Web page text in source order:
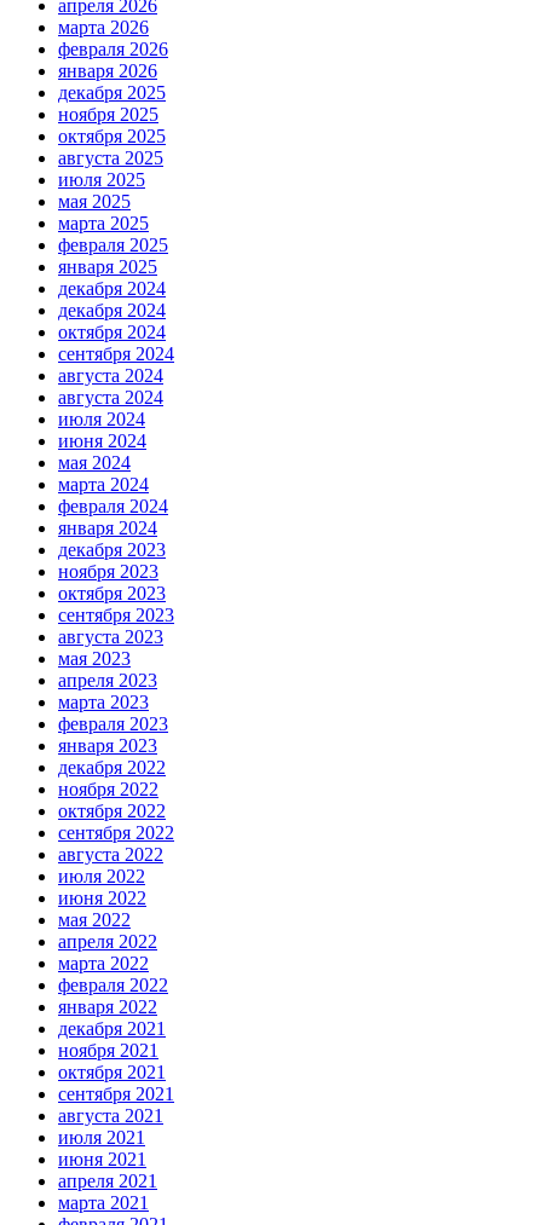
апреля 2026
марта 2026
февраля 2026
января 2026
декабря 2025
ноября 2025
октября 2025
августа 2025
июля 2025
мая 2025
марта 2025
февраля 2025
января 2025
декабря 2024
декабря 2024
октября 2024
сентября 2024
августа 2024
августа 2024
июля 2024
июня 2024
мая 2024
марта 2024
февраля 2024
января 2024
декабря 2023
ноября 2023
октября 2023
сентября 2023
августа 2023
мая 2023
апреля 2023
марта 2023
февраля 2023
января 2023
декабря 2022
ноября 2022
октября 2022
сентября 2022
августа 2022
июля 2022
июня 2022
мая 2022
апреля 2022
марта 2022
февраля 2022
января 2022
декабря 2021
ноября 2021
октября 2021
сентября 2021
августа 2021
июля 2021
июня 2021
апреля 2021
марта 2021